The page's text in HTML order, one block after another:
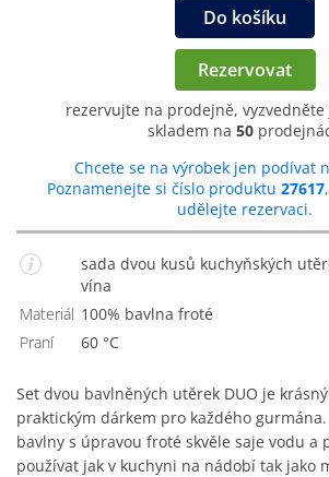
Do košíku
Rezervovat
rezervujte na prodejně, vyzvedněte
skladem na 50
Chcete se na výrobek jen podívat
Poznamenejte si číslo produktu 27617
udělejte rezervaci.
sada dvou kusů kuchyňských utěrek se sklenicemi
vína
Materiál
100% bavlna froté
Praní
60 °C
Set dvou bavlněných utěrek DUO je
praktickým dárkem pro každého
bavlny s úpravou froté skvěle saje vodu a
používat jak v kuchyni na nádobí tak jako